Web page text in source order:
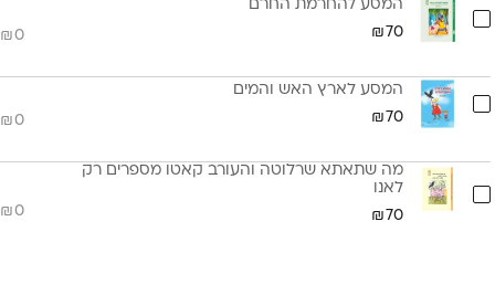
המסע להחרמת החרם
70
0
המסע לארץ האש והמים
70
0
מה שתאתא שרלוטה והעורב קאטו מספרים רק
לאנו
70
0